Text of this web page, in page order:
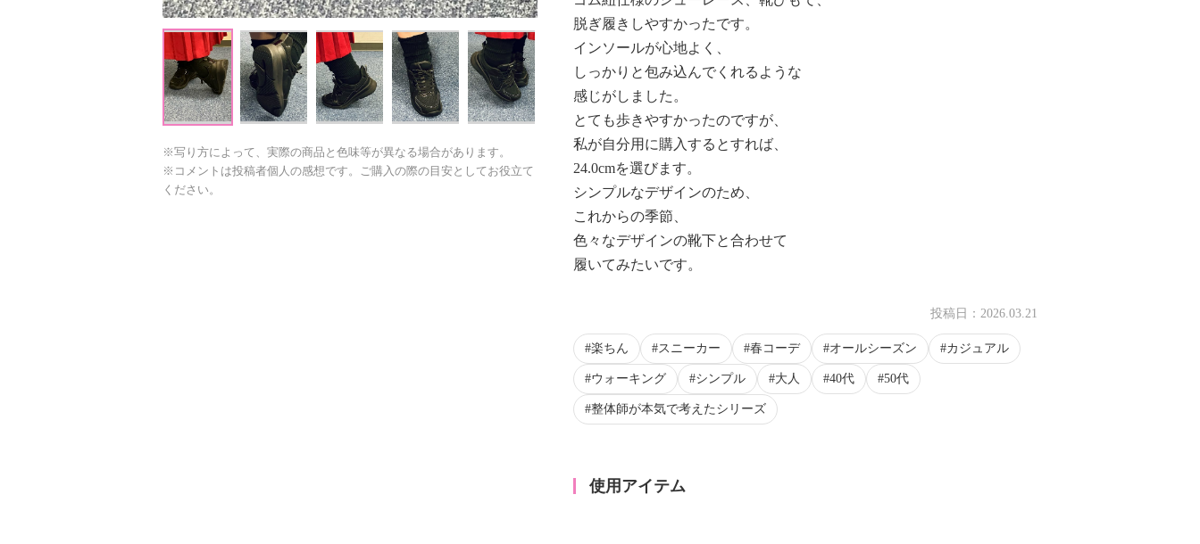
※写り方によって、実際の商品と色味等が異なる場合があります。
※コメントは投稿者個人の感想です。ご購入の際の目安としてお役立て
ください。
脱ぎ履きしやすかったです。
インソールが心地よく、
しっかりと包み込んでくれるような
感じがしました。
とても歩きやすかったのですが、
私が自分用に購入するとすれば、
24.0cmを選びます。
シンプルなデザインのため、
これからの季節、
色々なデザインの靴下と合わせて
履いてみたいです。
投稿日： 2026.03.21
楽ちん スニーカー 春コーデ オールシーズン カジュアル
ウォーキング シンプル 大人 40代 50代
整体師が本気で考えたシリーズ
使用アイテム